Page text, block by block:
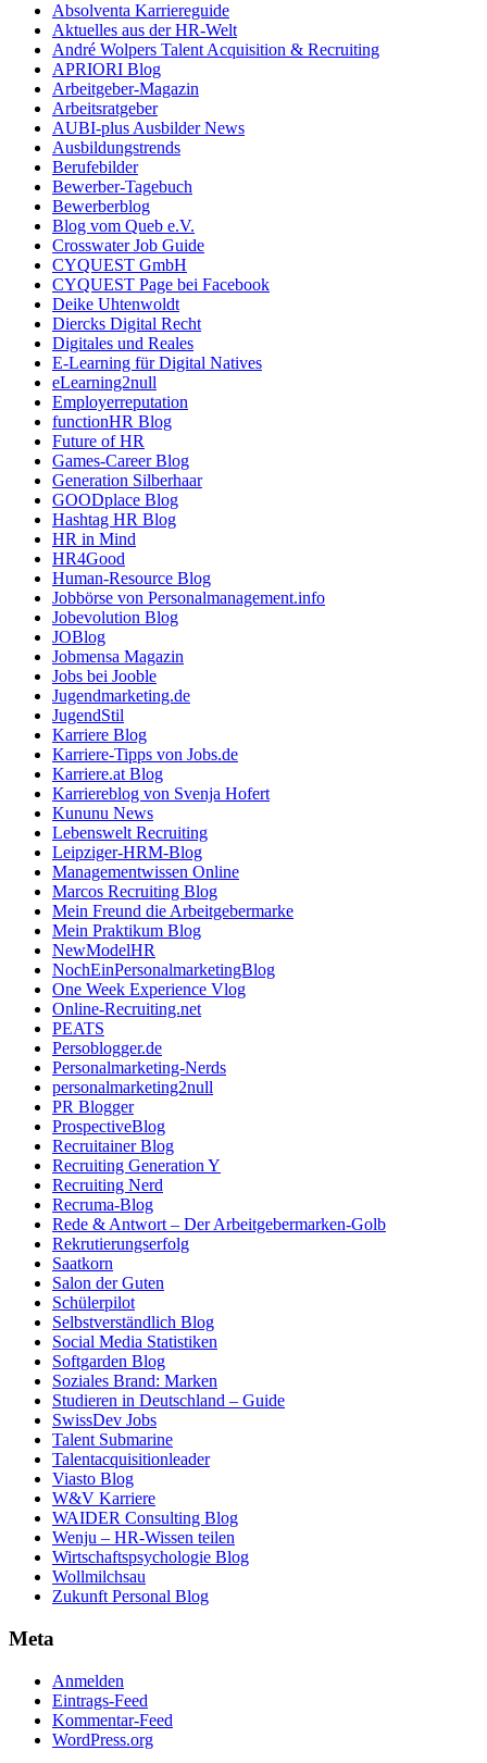
Absolventa Karriereguide
Aktuelles aus der HR-Welt
André Wolpers Talent Acquisition & Recruiting
APRIORI Blog
Arbeitgeber-Magazin
Arbeitsratgeber
AUBI-plus Ausbilder News
Ausbildungstrends
Berufebilder
Bewerber-Tagebuch
Bewerberblog
Blog vom Queb e.V.
Crosswater Job Guide
CYQUEST GmbH
CYQUEST Page bei Facebook
Deike Uhtenwoldt
Diercks Digital Recht
Digitales und Reales
E-Learning für Digital Natives
eLearning2null
Employerreputation
functionHR Blog
Future of HR
Games-Career Blog
Generation Silberhaar
GOODplace Blog
Hashtag HR Blog
HR in Mind
HR4Good
Human-Resource Blog
Jobbörse von Personalmanagement.info
Jobevolution Blog
JOBlog
Jobmensa Magazin
Jobs bei Jooble
Jugendmarketing.de
JugendStil
Karriere Blog
Karriere-Tipps von Jobs.de
Karriere.at Blog
Karriereblog von Svenja Hofert
Kununu News
Lebenswelt Recruiting
Leipziger-HRM-Blog
Managementwissen Online
Marcos Recruiting Blog
Mein Freund die Arbeitgebermarke
Mein Praktikum Blog
NewModelHR
NochEinPersonalmarketingBlog
One Week Experience Vlog
Online-Recruiting.net
PEATS
Persoblogger.de
Personalmarketing-Nerds
personalmarketing2null
PR Blogger
ProspectiveBlog
Recruitainer Blog
Recruiting Generation Y
Recruiting Nerd
Recruma-Blog
Rede & Antwort – Der Arbeitgebermarken-Golb
Rekrutierungserfolg
Saatkorn
Salon der Guten
Schülerpilot
Selbstverständlich Blog
Social Media Statistiken
Softgarden Blog
Soziales Brand: Marken
Studieren in Deutschland – Guide
SwissDev Jobs
Talent Submarine
Talentacquisitionleader
Viasto Blog
W&V Karriere
WAIDER Consulting Blog
Wenju – HR-Wissen teilen
Wirtschaftspsychologie Blog
Wollmilchsau
Zukunft Personal Blog
Meta
Anmelden
Eintrags-Feed
Kommentar-Feed
WordPress.org